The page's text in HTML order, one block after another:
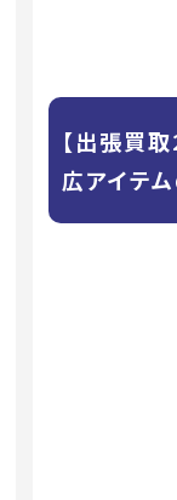
【出張買
広アイテ